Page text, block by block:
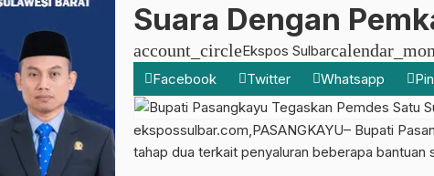
Suara Dengan
account_circleEkspos Sulbar
Facebook
Twitter Whatsapp
ekspossulbar.com,PASANGKAYU– Bupati
tahap dua terkait penyaluran beberapa